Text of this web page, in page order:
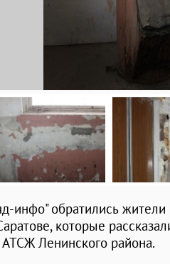
инфо" обратились
которые
Ленинского района.